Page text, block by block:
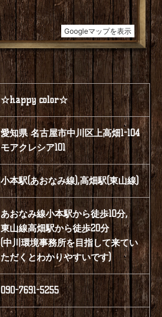
☆happy color☆
愛知県 名古屋市中川区上高畑1-104
モアクレシア101
小本駅(あおなみ線),高畑駅(東山線)
あおなみ線小本駅から徒歩10分,
東山線高畑駅から徒歩20分
(中川環境事務所を目指して来てい
ただくとわかりやすいです)
090-7691-5255